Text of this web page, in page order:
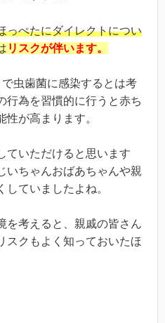
っぺたにダイレクトについ
リスクが伴います。
虫歯菌に感染するとは考
行為を習慣的に行うと赤ち
性が高まります。
ていただけると思います
いちゃんおばあちゃんや親
していましたよね。
を考えると、親戚の皆さん
スクもよく知っておいたほ